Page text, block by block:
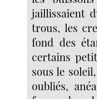
jaillissaient
trous, les
fond des
certains
sous le
oubliés,